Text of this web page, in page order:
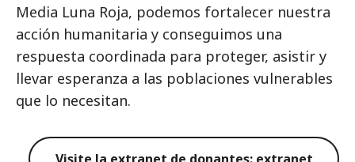
Media Luna Roja, podemos fortalecer nuestra
acción humanitaria y conseguimos una
respuesta coordinada para proteger, asistir y
llevar esperanza a las poblaciones vulnerables
que lo necesitan.
Visite la extranet de donantes: extranet